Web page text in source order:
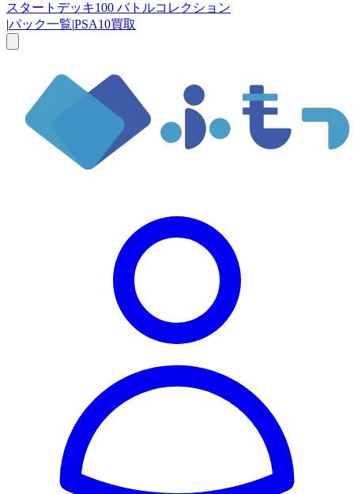
スタートデッキ100 バトルコレクション
|パック一覧|PSA10買取